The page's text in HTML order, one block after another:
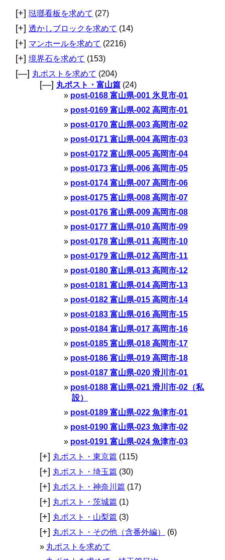
[+] 琺瑯看板を求めて (27)
[+] 透かしブロックを求めて (14)
[+] マンホールを求めて (2216)
[+] 境界石を求めて (153)
[—] 丸ポストを求めて (204)
[—] 丸ポスト・富山篇 (24)
post-0168 富山県-001 氷見市-01
post-0169 富山県-002 高岡市-01
post-0170 富山県-003 高岡市-02
post-0171 富山県-004 高岡市-03
post-0172 富山県-005 高岡市-04
post-0173 富山県-006 高岡市-05
post-0174 富山県-007 高岡市-06
post-0175 富山県-008 高岡市-07
post-0176 富山県-009 高岡市-08
post-0177 富山県-010 高岡市-09
post-0178 富山県-011 高岡市-10
post-0179 富山県-012 高岡市-11
post-0180 富山県-013 高岡市-12
post-0181 富山県-014 高岡市-13
post-0182 富山県-015 高岡市-14
post-0183 富山県-016 高岡市-15
post-0184 富山県-017 高岡市-16
post-0185 富山県-018 高岡市-17
post-0186 富山県-019 高岡市-18
post-0187 富山県-020 滑川市-01
post-0188 富山県-021 滑川市-02（私
設）
post-0189 富山県-022 魚津市-01
post-0190 富山県-023 魚津市-02
post-0191 富山県-024 魚津市-03
[+] 丸ポスト・東京篇 (115)
[+] 丸ポスト・埼玉篇 (30)
[+] 丸ポスト・神奈川篇 (17)
[+] 丸ポスト・茨城篇 (1)
[+] 丸ポスト・山梨篇 (3)
[+] 丸ポスト・その他（含番外編）
(6)
丸ポストを求めて